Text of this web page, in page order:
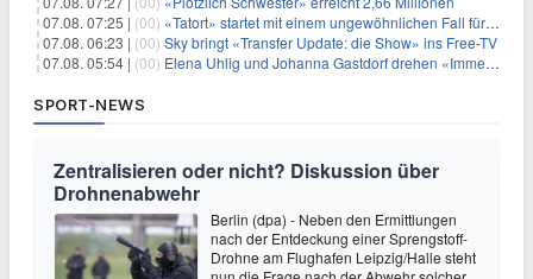
07.08. 07:25 | (00) «Tatort» startet mit einem ungewöhnlichen Fall für Charlotte Lindholm
07.08. 06:23 | (00) Sky bringt «Transfer Update: die Show» ins Free-TV
07.08. 05:54 | (00) Elena Uhlig und Johanna Gastdorf drehen «Immer fehlt was»
SPORT-NEWS
Zentralisieren oder nicht? Diskussion über
Drohnenabwehr
Berlin (dpa) - Neben den Ermittlungen
nach der Entdeckung einer Sprengstoff-
Drohne am Flughafen Leipzig/Halle steht